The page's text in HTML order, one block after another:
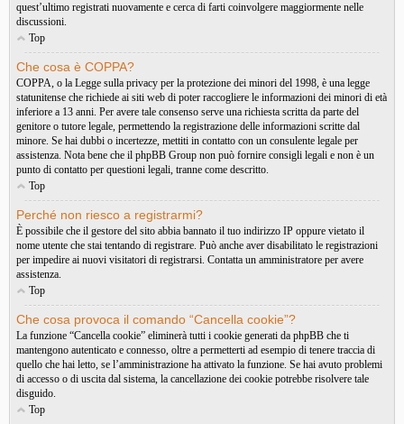
quest’ultimo registrati nuovamente e cerca di farti coinvolgere maggiormente nelle
discussioni.
Top
Che cosa è COPPA?
COPPA, o la Legge sulla privacy per la protezione dei minori del 1998, è una legge
statunitense che richiede ai siti web di poter raccogliere le informazioni dei minori di età
inferiore a 13 anni. Per avere tale consenso serve una richiesta scritta da parte del
genitore o tutore legale, permettendo la registrazione delle informazioni scritte dal
minore. Se hai dubbi o incertezze, mettiti in contatto con un consulente legale per
assistenza. Nota bene che il phpBB Group non può fornire consigli legali e non è un
punto di contatto per questioni legali, tranne come descritto.
Top
Perché non riesco a registrarmi?
È possibile che il gestore del sito abbia bannato il tuo indirizzo IP oppure vietato il
nome utente che stai tentando di registrare. Può anche aver disabilitato le registrazioni
per impedire ai nuovi visitatori di registrarsi. Contatta un amministratore per avere
assistenza.
Top
Che cosa provoca il comando “Cancella cookie”?
La funzione “Cancella cookie” eliminerà tutti i cookie generati da phpBB che ti
mantengono autenticato e connesso, oltre a permetterti ad esempio di tenere traccia di
quello che hai letto, se l’amministrazione ha attivato la funzione. Se hai avuto problemi
di accesso o di uscita dal sistema, la cancellazione dei cookie potrebbe risolvere tale
disguido.
Top